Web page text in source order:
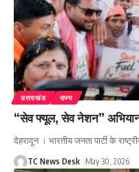
उत्तराखंड राज्य
“सेव फ्यूल, सेव नेशन”
देहरादून । भारतीय जनता पार्टी के
TC News Desk May 30, 2026